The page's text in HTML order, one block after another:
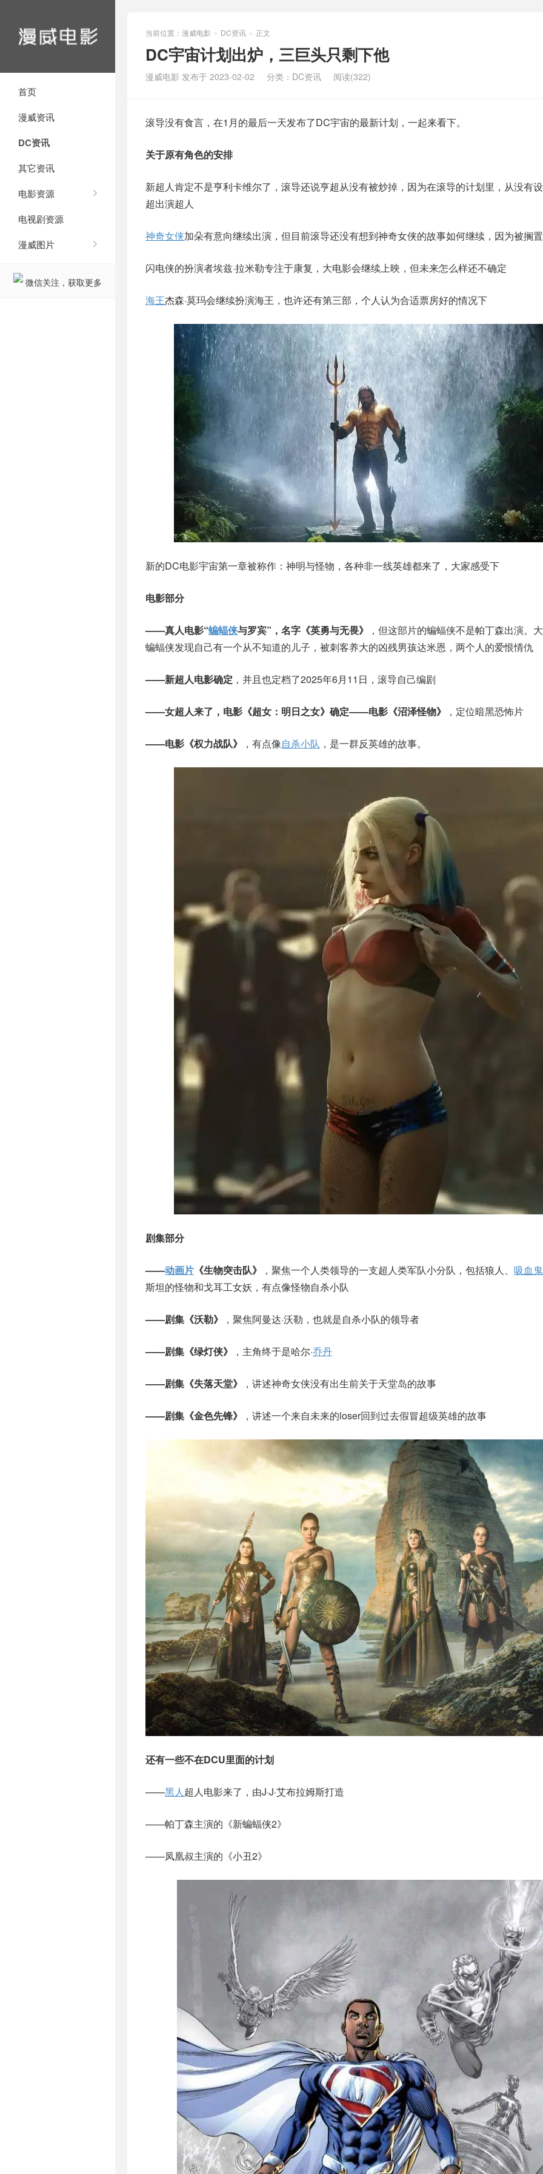
首页
漫威资讯
DC资讯
其它资讯
电影资源
电视剧资源
漫威图片
微信关注，获取更多
当前位置： 漫威电影 > DC资讯 > 正文
DC宇宙计划出炉，三巨头只剩下他
漫威电影 发布于 2023-02-02 分类： DC资讯 阅读(322)
滚导没有食言，在1月的最后一天发布了DC宇宙的最新计划，一起来看下。
关于原有角色的安排
新超人肯定不是亨利卡维尔了，滚导还说亨超从没有被炒掉，因为在滚导的计划里，从没有
超出演超人
神奇女侠加朵有意向继续出演，但目前滚导还没有想到神奇女侠的故事如何继续，因为被搁
闪电侠的扮演者埃兹·拉米勒专注于康复，大电影会继续上映，但未来怎么样还不确定
海王杰森·莫玛会继续扮演海王，也许还有第三部，个人认为合适票房好的情况下
新的DC电影宇宙第一章被称作：神明与怪物，各种非一线英雄都来了，大家感受下
电影部分
——真人电影“蝙蝠侠与罗宾”，名字《英勇与无畏》
，但这部片的蝙蝠侠不是帕丁森出演。
蝙蝠侠发现自己有一个从不知道的儿子，被刺客养大的凶残男孩达米恩，两个人的爱恨情仇
——新超人电影确定 ，并且也定档了2025年6月11日，滚导自己编剧
——女超人来了，电影《超女：明日之女》确定——电影《沼泽怪物》 ，定位暗黑恐怖片
——电影《权力战队》 ，有点像自杀小队 ，是一群反英雄的故事。
剧集部分
——动画片 《生物突击队》 ，聚焦一个人类领导的一支超人类军队小分队，包括狼人、 吸血鬼
斯坦的怪物和戈耳工女妖，有点像怪物自杀小队
——剧集《沃勒》 ，聚焦阿曼达·沃勒，也就是自杀小队的领导者
——剧集《绿灯侠》 ，主角终于是哈尔·乔丹
——剧集《失落天堂》 ，讲述神奇女侠没有出生前关于天堂岛的故事
——剧集《金色先锋》 ，讲述一个来自未来的loser回到过去假冒超级英雄的故事
还有一些不在DCU里面的计划
——黑人超人电影来了，由J·J·艾布拉姆斯打造
——帕丁森主演的《新蝙蝠侠2》
——凤凰叔主演的《小丑2》